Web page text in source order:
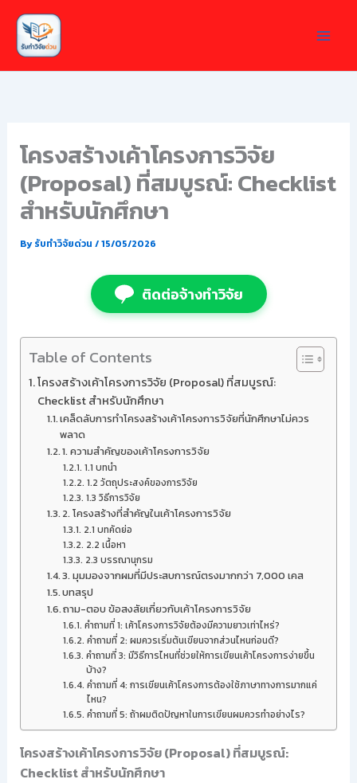
Skip
content
โครงสร้างเค้าโครงการวิจัย
(Proposal) ที่สมบูรณ์: Checklist
สำหรับนักศึกษา
Byรับทำวิจัยด่วน /15/05/2026
ติดต่อจ้างทำวิจัย
Table of Contents
โครงสร้างเค้าโครงการวิจัย (Proposal) ที่สมบูรณ์:
Checklist สำหรับนักศึกษา
เคล็ดลับการทำโครงสร้างเค้าโครงการวิจัยที่นักศึกษาไม่ควร
พลาด
1. ความสำคัญของเค้าโครงการวิจัย
1.1 บทนำ
1.2 วัตถุประสงค์ของการวิจัย
1.3 วิธีการวิจัย
2. โครงสร้างที่สำคัญในเค้าโครงการวิจัย
2.1 บทคัดย่อ
2.2 เนื้อหา
2.3 บรรณานุกรม
3. มุมมองจากผมที่มีประสบการณ์ตรงมากกว่า 7,000 เคส
บทสรุป
ถาม-ตอบ ข้อสงสัยเกี่ยวกับเค้าโครงการวิจัย
คำถามที่ 1: เค้าโครงการวิจัยต้องมีความยาวเท่าไหร่?
คำถามที่ 2: ผมควรเริ่มต้นเขียนจากส่วนไหนก่อนดี?
คำถามที่ 3: มีวิธีการไหนที่ช่วยให้การเขียนเค้าโครงการง่ายขึ้น
บ้าง?
คำถามที่ 4: การเขียนเค้าโครงการต้องใช้ภาษาทางการมากแค่
ไหน?
คำถามที่ 5: ถ้าผมติดปัญหาในการเขียนผมควรทำอย่างไร?
โครงสร้างเค้าโครงการวิจัย (Proposal) ที่สมบูรณ์:
Checklist สำหรับนักศึกษา